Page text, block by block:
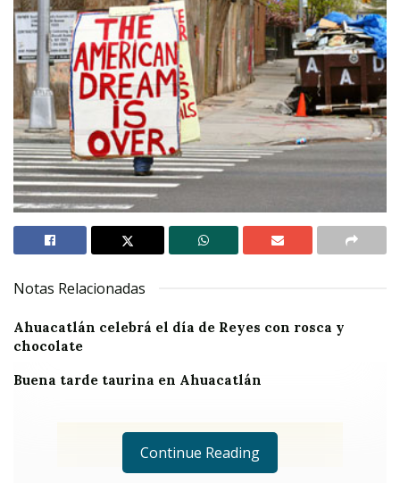
Notas Relacionadas
Ahuacatlán celebrá el día de Reyes con rosca y
chocolate
Buena tarde taurina en Ahuacatlán
Continue Reading